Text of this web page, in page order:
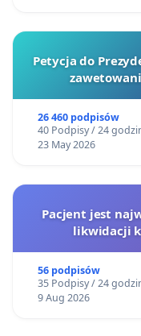
Petycja do
26 460 podpisów
40 Podpisy / 24
23 May 2026
Pacjent jest
likwidacji
56 podpisów
35 Podpisy / 24
9 Aug 2026